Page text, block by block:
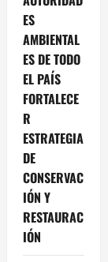
ES
AMBIENTAL
ES DE TODO
EL PAÍS
FORTALECE
R
ESTRATEGIA
DE
CONSERVAC
IÓN Y
RESTAURAC
IÓN